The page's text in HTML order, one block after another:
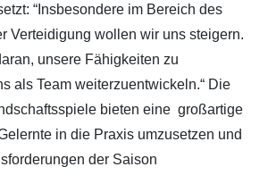
“Insbesondere im Bereich des
Verteidigung wollen wir uns steigern.
unsere Fähigkeiten zu
als Team weiterzuentwickeln.“ Die
bieten eine großartige
in die Praxis umzusetzen und
der Saison